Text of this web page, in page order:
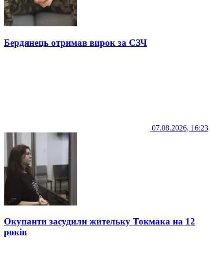
Бердянець отримав вирок за СЗЧ
07.08.2026, 16:23
Окупанти засудили жительку Токмака на 12
років